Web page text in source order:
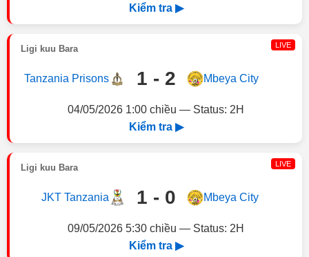
Kiểm tra ▶
Ligi kuu Bara LIVE
Tanzania Prisons 1 - 2 Mbeya City
04/05/2026 1:00 chiều — Status: 2H
Kiểm tra ▶
Ligi kuu Bara LIVE
JKT Tanzania 1 - 0 Mbeya City
09/05/2026 5:30 chiều — Status: 2H
Kiểm tra ▶